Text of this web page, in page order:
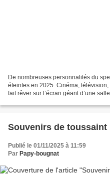
De nombreuses personnalités du
éteintes en 2025. Cinéma,
fait rêver sur l’écran géant d’une
Souvenirs de toussaint
Publié le 01/11/2025 à 11:59
Par Papy-bougnat